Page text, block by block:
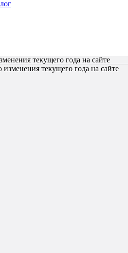
текущего года на сайте